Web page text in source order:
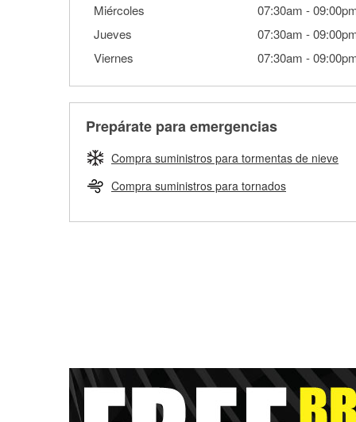
Miércoles
07:30am -
Jueves
07:30am -
Viernes
07:30am -
Prepárate para emergencias
Compra suministros para tormentas de nieve
Compra suministros para tornados